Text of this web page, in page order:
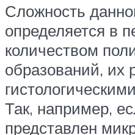
Сложность
определяется в
количеством
образований, их
Так, например,
представлен